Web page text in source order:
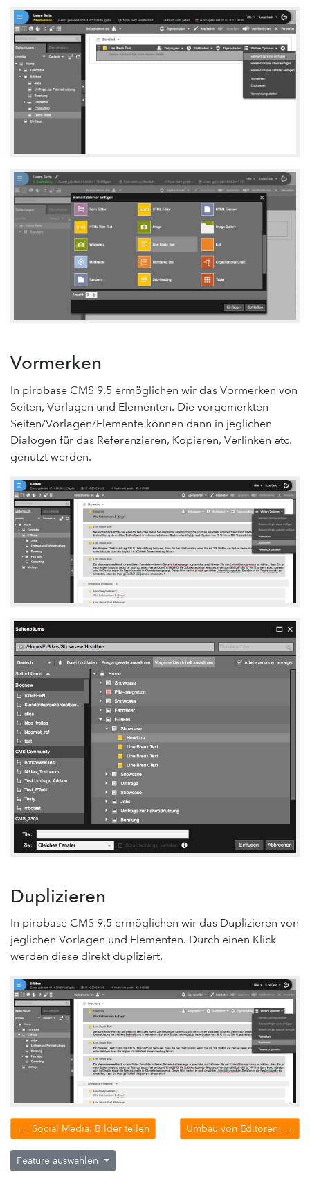
Vormerken
In pirobase CMS 9.5 ermöglichen wir das Vormerken von
Seiten, Vorlagen und Elementen. Die vorgemerkten
Seiten/Vorlagen/Elemente können dann in jeglichen
Dialogen für das Referenzieren, Kopieren, Verlinken etc.
genutzt werden.
Duplizieren
In pirobase CMS 9.5 ermöglichen wir das Duplizieren von
jeglichen Vorlagen und Elementen. Durch einen Klick
werden diese direkt dupliziert.
← Social Media: Bilder teilen Umbau von Editoren →
Feature auswählen